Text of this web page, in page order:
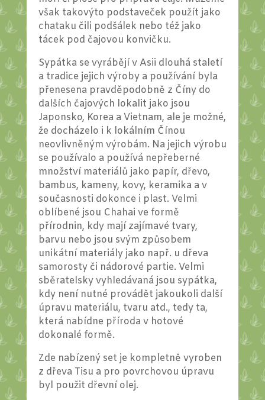
však takovýto podstaveček použít jako
chataku čili podšálek nebo též jako
tácek pod čajovou konvičku.
Sypátka se vyrábějí v Asii dlouhá staletí
a tradice jejich výroby a používání byla
přenesena pravděpodobně z Číny do
dalších čajových lokalit jako jsou
Japonsko, Korea a Vietnam, ale je možné,
že docházelo i k lokálním Čínou
neovlivněným výrobám. Na jejich výrobu
se používalo a používá nepřeberné
množství materiálů jako papír, dřevo,
bambus, kameny, kovy, keramika a v
současnosti dokonce i plast. Velmi
oblíbené jsou Chahai ve formě
přírodnin, kdy mají zajímavé tvary,
barvu nebo jsou svým způsobem
unikátní materiály jako např. u dřeva
samorosty či nádorové partie. Velmi
sběratelsky vyhledávaná jsou sypátka,
kdy není nutné provádět jakoukoli další
úpravu materiálu, tvaru atd., tedy ta,
která nabídne příroda v hotové
dokonalé formě.
Zde nabízený set je kompletně vyroben
z dřeva Tisu a pro povrchovou úpravu
byl použit dřevní olej.